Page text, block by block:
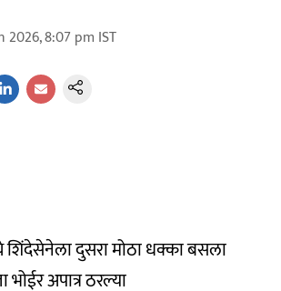
2026, 8:07 pm IST
दुसरा मोठा धक्का बसला
अपात्र ठरल्या